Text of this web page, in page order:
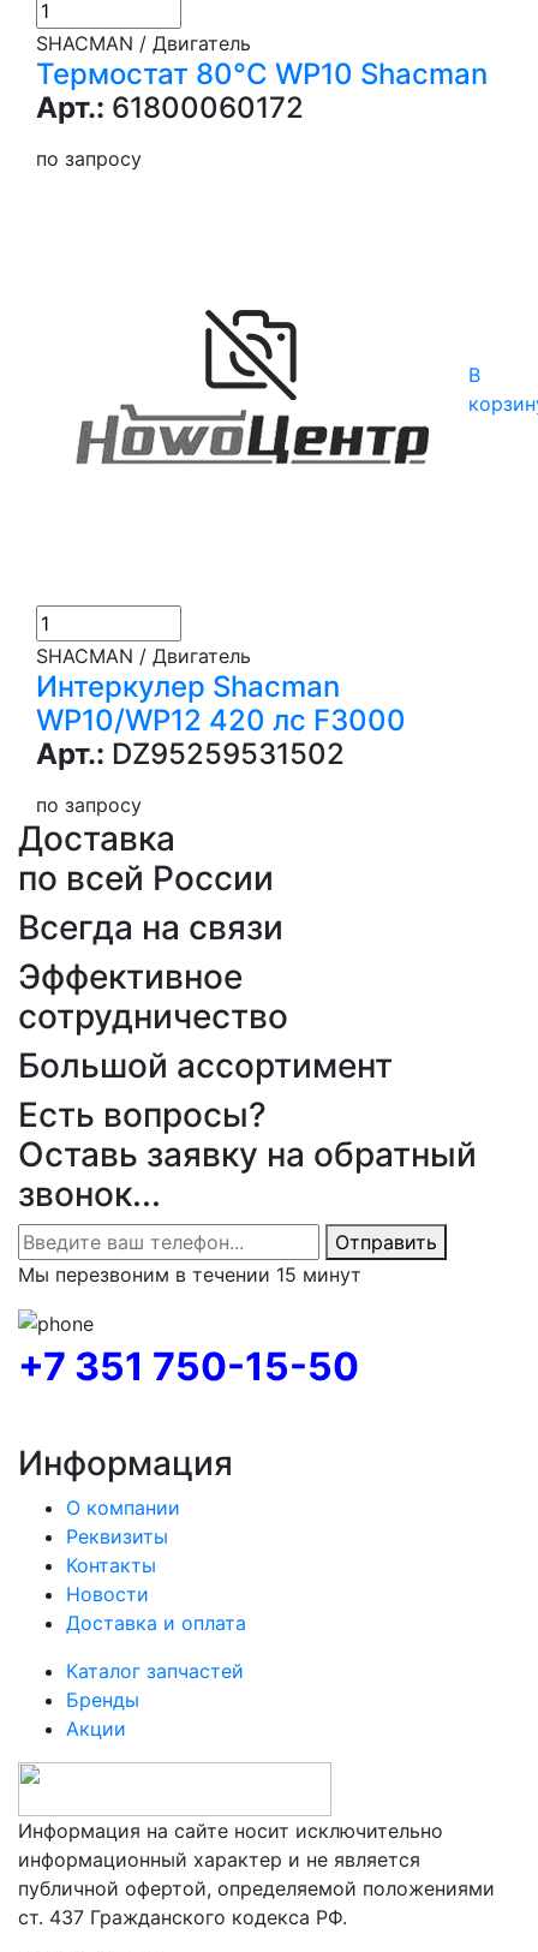
SHACMAN / Двигатель
Термостат 80°С WP10 Shacman
Арт.: 61800060172
по запросу
В
SHACMAN / Двигатель
Интеркулер Shacman
WP10/WP12 420 лс F3000
Арт.: DZ95259531502
по запросу
Доставка
по всей России
Всегда на связи
Эффективное
сотрудничество
Большой ассортимент
Информация на сайте носит исключительно
информационный характер и не является
публичной офертой, определяемой положениями
ст. 437 Гражданского кодекса РФ.
Есть вопросы?
Оставь заявку на обратный
звонок...
Отправить
Мы перезвоним в течении 15 минут
+7 351 750-15-50
Информация
О компании
Реквизиты
Контакты
Новости
Доставка и оплата
Каталог запчастей
Бренды
Акции